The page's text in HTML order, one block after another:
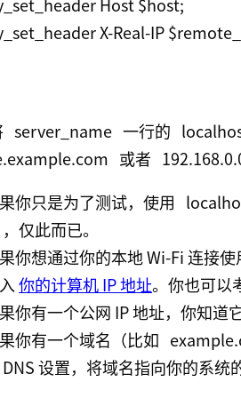
server_name 一行的
或者
你只是为了测试，使用
，仅此而已。
你想通过你的本地 Wi-Fi 连接
你的计算机 IP 地址。你也可以
你有一个公网 IP 地址，你知道
你有一个域名（比如
设置，将域名指向你的系统